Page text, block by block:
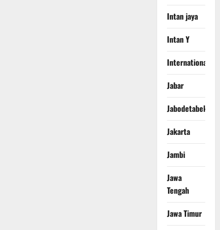
Intan jaya
Intan Y
International
Jabar
Jabodetabek
Jakarta
Jambi
Jawa
Tengah
Jawa Timur